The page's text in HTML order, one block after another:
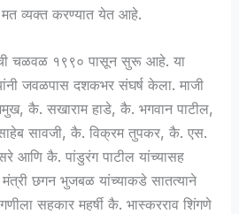
व्यक्त करण्यात येत आहे.
चळवळ १९९० पासून सुरू आहे. या
जवळपास दशकभर संघर्ष केला. माजी
कै. सखाराम हाडे, कै. भगवान पाटील,
सावजी, कै. विक्रम तुपकर, कै. एस.
आणि कै. पांडुरंग पाटील यांच्यासह
छगन भुजबळ यांच्याकडे सातत्याने
सहकार महर्षी कै. भास्करराव शिंगणे